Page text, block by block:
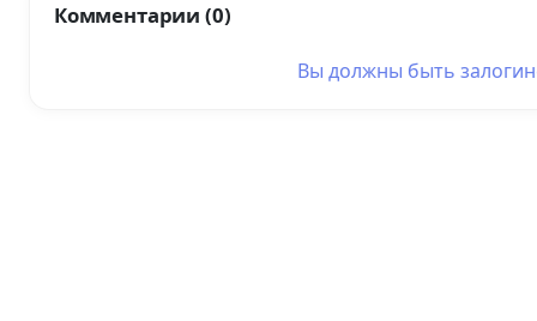
Комментарии (0)
Вы должны быть